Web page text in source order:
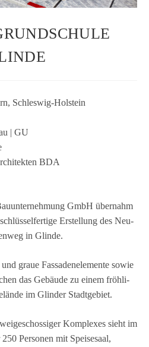
Schles­wig-Hol­stein
| GU
BDA
GmbH über­nahm
Erstel­lung des Neu­
in Glinde.
graue Fas­sa­den­ele­mente sowie
das Gebäude zu einem fröh­li­
im Glin­der Stadtgebiet.
Kom­ple­xes sieht im
Per­so­nen mit Spei­se­saal,